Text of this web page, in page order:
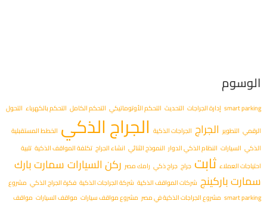
الوسوم
smart parking إدارة الجراجات التحديث التحكم الأوتوماتيكي التحكم الكامل التحكم بالكهرباء التحول
الرقمي التطوير الجراج الجراجات الذكية الجراج الذكي الخطط المستقبلية
الذكي السيارات النظام الذكي الدوار النموذج الثنائي انشاء الجراج تكلفة المواقف الذكية تلبية
احتياجات العملاء ثابت جراج جراج ذكي رامك مصر ركن السياراتسمارت بارك
سمارت باركينج شركات المواقف الذكية شركة الجراجات الذكية فكرة الجراج الذكي مشروع
smart parking مشروع الجراجات الذكية في مصر مشروع مواقف سيارات مواقف السيارات مواقف